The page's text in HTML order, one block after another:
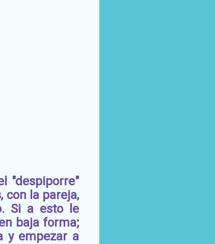
"despiporre"
con la pareja,
Si a esto le
baja forma;
y empezar a